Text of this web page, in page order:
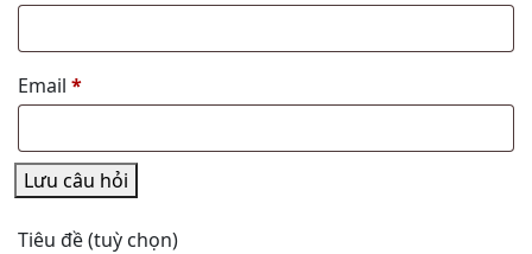
Email *
Lưu câu hỏi
Tiêu đề(tuỳ chọn)